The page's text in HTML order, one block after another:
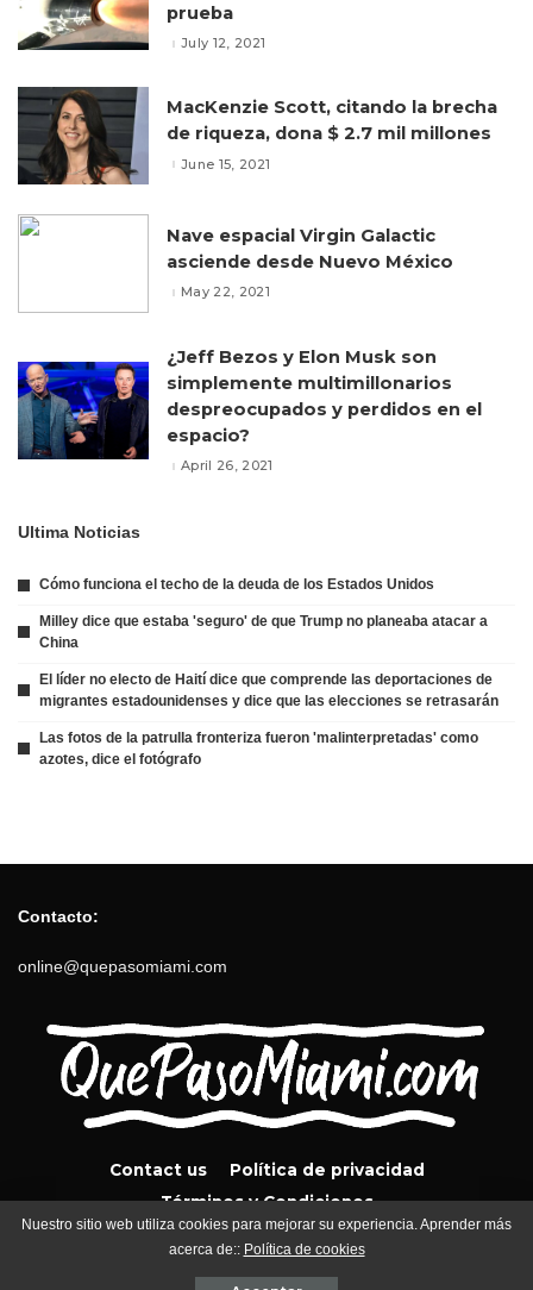
prueba
July 12, 2021
MacKenzie Scott, citando la brecha
de riqueza, dona $ 2.7 mil millones
June 15, 2021
Nave espacial Virgin Galactic
asciende desde Nuevo México
May 22, 2021
¿Jeff Bezos y Elon Musk son
simplemente multimillonarios
despreocupados y perdidos en el
espacio?
April 26, 2021
Ultima Noticias
Cómo funciona el techo de la deuda de los Estados Unidos
Milley dice que estaba 'seguro' de que Trump no planeaba atacar a
China
El líder no electo de Haití dice que comprende las deportaciones de
migrantes estadounidenses y dice que las elecciones se retrasarán
Las fotos de la patrulla fronteriza fueron 'malinterpretadas' como
azotes, dice el fotógrafo
Contacto:
online@quepasomiami.com
Contact us
Política de privacidad
Términos y Condiciones
Nuestro sitio web utiliza cookies para mejorar su experiencia. Aprender más
acerca de:: Política de cookies